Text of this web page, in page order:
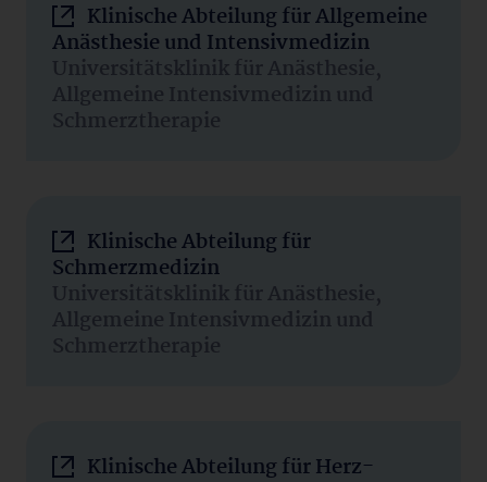
Klinische Abteilung für Allgemeine
Anästhesie und Intensivmedizin
Universitätsklinik für Anästhesie,
Allgemeine Intensivmedizin und
Schmerztherapie
Klinische Abteilung für
Schmerzmedizin
Universitätsklinik für Anästhesie,
Allgemeine Intensivmedizin und
Schmerztherapie
Klinische Abteilung für Herz-